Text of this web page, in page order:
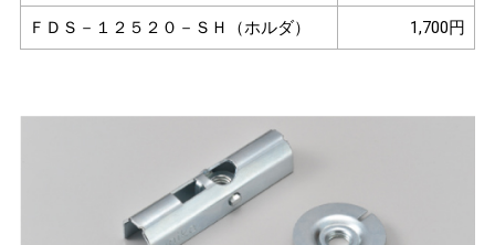
ＦＤＳ－１２５２０－ＳＨ（ホルダ） 1,700円